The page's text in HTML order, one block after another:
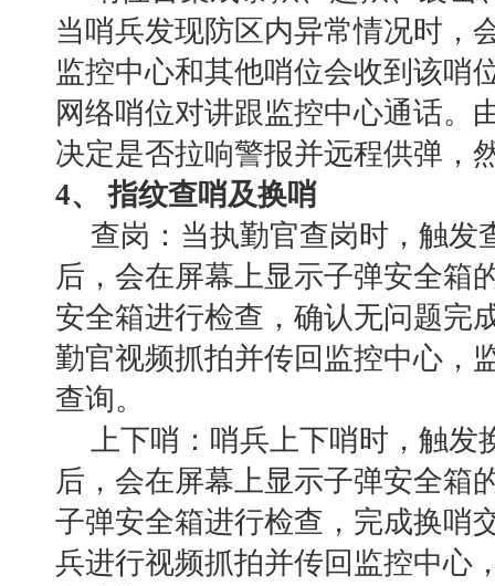
当哨兵发现防区内异常情况时，
监控中心和其他哨位会收到该哨
网络哨位对讲跟监控中心通话。
决定是否拉响警报并远程供弹，
4、 指纹查哨及换哨
查岗：当执勤官查岗时，触发
后，会在屏幕上显示子弹安全箱
安全箱进行检查，确认无问题完
勤官视频抓拍并传回监控中心，
查询。
上下哨：哨兵上下哨时，触发
后，会在屏幕上显示子弹安全箱
子弹安全箱进行检查，完成换哨
兵进行视频抓拍并传回监控中心